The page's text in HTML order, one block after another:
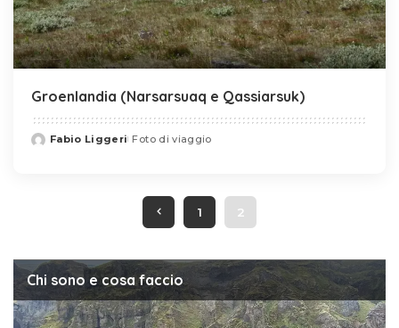
Groenlandia (Narsarsuaq e Qassiarsuk)
Posted
Fabio Liggeri Foto di viaggio
1 2
Chi sono e cosa faccio